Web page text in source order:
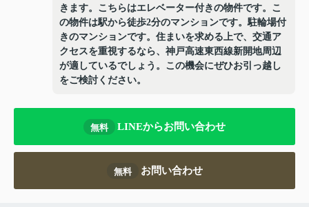
きます。こちらはエレベーター付きの物件です。こ
の物件は駅から徒歩2分のマンションです。駐輪場付
きのマンションです。住まいを求める上で、交通ア
クセスを重視するなら、神戸高速東西線新開地周辺
が適しているでしょう。この機会にぜひお引っ越し
をご検討ください。
無料 LINEからお問い合わせ
無料 お問い合わせ